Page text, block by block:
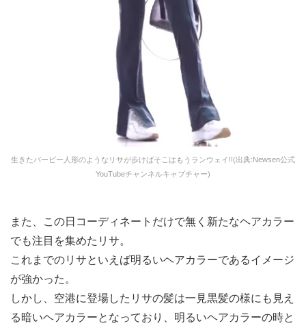
生きたバービー人形のようなリサが歩けばそこはもうランウェイ!!(出典:Newsen公式
YouTubeチャンネルキャプチャー)
また、この日コーディネートだけで無く新たなヘアカラー
でも注目を集めたリサ。
これまでのリサといえば明るいヘアカラーであるイメージ
が強かった。
しかし、空港に登場したリサの髪は一見黒髪の様にも見え
る暗いヘアカラーとなっており、明るいヘアカラーの時と